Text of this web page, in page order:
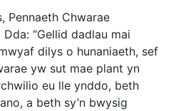
Pennaeth Chwarae
“Gellid dadlau mai
dilys o hunaniaeth, sef
yw sut mae plant yn
eu lle ynddo, beth
a beth sy’n bwysig